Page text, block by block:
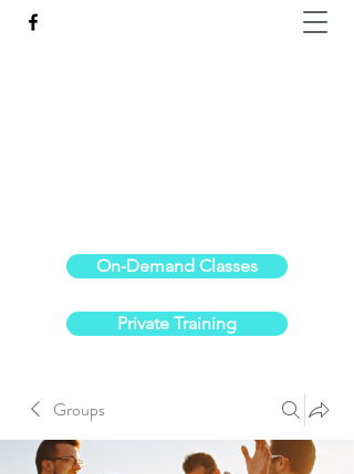
Private Training
On-Demand Classes
Groups